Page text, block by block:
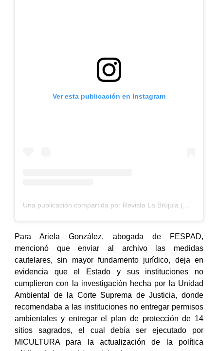
Ver esta publicación en Instagram
Una publicación compartida por Revista La Brújula (@revista_labrujula)
Para Ariela González, abogada de FESPAD,
mencionó que enviar al archivo las medidas
cautelares, sin mayor fundamento jurídico, deja en
evidencia que el Estado y sus instituciones no
cumplieron con l a investigación hecha por la Unidad
Ambiental de la Corte Suprema de Justicia, donde
recomendaba a las instituciones no entregar permisos
ambientales y entregar el plan de protección de 14
sitios sagrados, el cual debía ser ejecutado por
MICULTURA para la actualización de la política